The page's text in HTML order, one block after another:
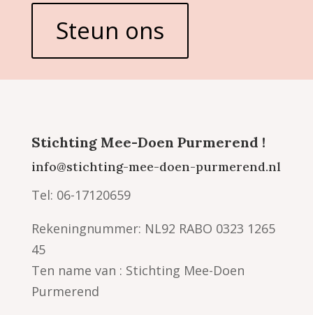
Steun ons
Stichting Mee-Doen Purmerend !
info@stichting-mee-doen-purmerend.nl
Tel: 06-17120659
Rekeningnummer: NL92 RABO 0323 1265
45
Ten name van : Stichting Mee-Doen
Purmerend